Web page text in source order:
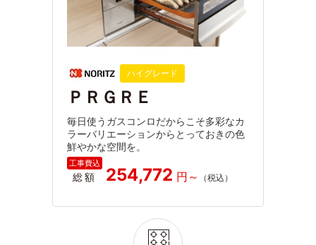
ハイグレード
ＰＲＧＲＥ
毎日使うガスコンロだからこそ多彩なカ
ラーバリエーションからとっておきの色
鮮やかな空間を。
総額 254,772